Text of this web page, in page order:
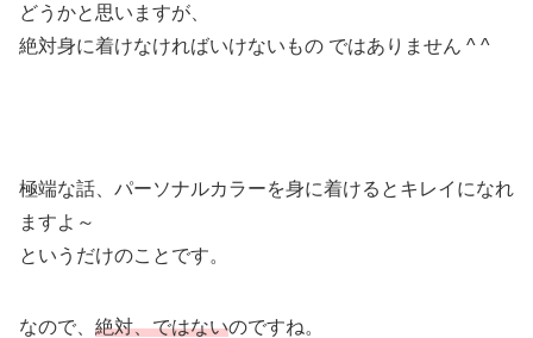
どうかと思いますが、
絶対身に着けなければいけないもの ではありません ^ ^
極端な話、パーソナルカラーを身に着けるとキレイになれ
ますよ～
というだけのことです。
なので、 絶対、ではないのですね。